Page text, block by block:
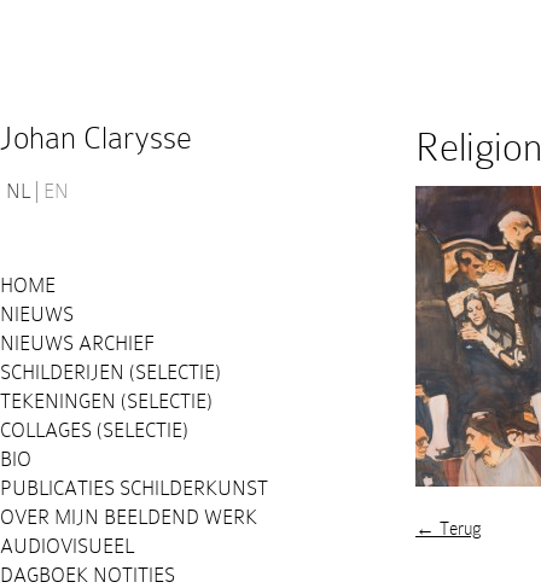
Johan Clarysse
NL EN
HOME
NIEUWS
NIEUWS ARCHIEF
SCHILDERIJEN (SELECTIE)
TEKENINGEN (SELECTIE)
COLLAGES (SELECTIE)
BIO
PUBLICATIES SCHILDERKUNST
OVER MIJN BEELDEND WERK
AUDIOVISUEEL
DAGBOEK NOTITIES
← Terug